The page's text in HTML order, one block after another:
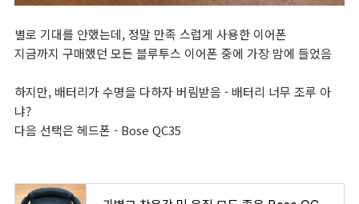
별로 기대를 안했는데, 정말 만족 스럽게 사용한 이어폰
지금까지 구매했던 모든 블루투스 이어폰 중에 가장 맘에 들었음
하지만, 배터리가 수명을 다하자 버림받음 - 배터리 너무 조루 아
냐?
다음 선택은 헤드폰 - Bose QC35